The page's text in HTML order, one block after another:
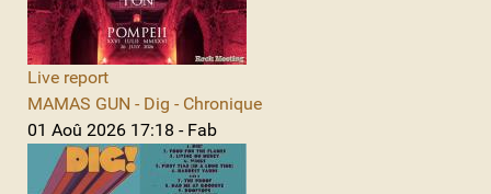
Live report
MAMAS GUN - Dig - Chronique
01 Aoû 2026 17:18 - Fab